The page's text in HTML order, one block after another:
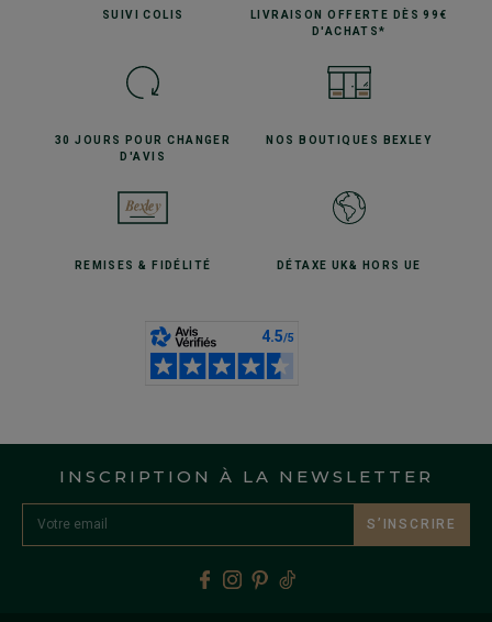
SUIVICOLIS LIVRAISON OFFERTE
DÈS 99€
D'ACHATS*
30 JOURS POURCHANGER
D'AVIS
NOS BOUTIQUES BEXLEY
REMISES& FIDÉLITÉ DÉTAXE UK& HORS UE
INSCRIPTION À LA NEWSLETTER
S’INSCRIRE